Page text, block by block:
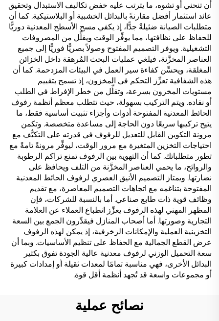
أن تنحني أو تشوه، ما يترتب عليه خفض تكاليف الاستبدال وتحقيق
عائد استثمار أفضل مقارنةً بالبدائل الخشبية أو البلاستيكية. كما أن
متطلبات الصيانة ضئيلةٌ جدًّا، إذ يكفي مسح الأسطح المعدنية دوريًّا
للحفاظ على نظافتها، مما يوفِّر الوقت ويقلِّل من المصروفات
التشغيلية. ويوفر التصميم المفتوح وصولاً بصريًّا فوريًّا إلى جميع
العناصر المخزَّنة، فيلغي عمليات البحث المُرهقة داخل الخزائن
المغلقة، ويحسِّن كفاءة سير العمل في البيئات المزدحمة. كما أن
هذه الشفافية تعزِّز التحكم في المخزون، إذ تسمح بتقييم
مستويات المخزون بسرعة، وتقلِّل من خطر الإفراط في الطلب
أو نفاده. ويتم التركيب بسهولة، حيث تتطلب معظم أنظمة رفوف
الحائط المعدنية المفتوحة أدوات وأجزاء تثبيت أساسية فقط، ما
يتيح تركيبها سريعًا دون الحاجة إلى مساعدة متخصصة. وتكمن
مرونة التكوين القابل للتعديل للرفوف في قدرته على التكيُّف مع
احتياجات التخزين المتغيرة مع مرور الوقت، ليوفِّر مرونةً تامةً مع
تطور متطلباتك. كما أن التهوية بين الرفوف تمنع تراكم الرطوبة
والروائح، ما يحمي العناصر المخزَّنة من التلف ويحافظ على
نضارتها. ويمتاز التصميم الأنيق العصري لرفوف الحائط المعدنية
المفتوحة بتناغمه مع اتجاهات التصميم المعاصرة، مع تقديم
وظائف قوية ذات طابع صناعي. أما بالنسبة للشركات، فإن
المظهر المهني لهذه الرفوف يعزِّز انطباع العملاء عن العلامة
التجارية وصورتها. أما أصحاب المنازل فيقدِّرون الجمع بين السعة
التخزينية العملية والإمكانات الزخرفية، إذ يمكن لهذه الرفوف
عرض القطع الجمالية مع الحفاظ على تنظيم الأساسيات. وبما أن
سعة التحميل الوزني لرفوف معدنية عالية الجودة تفوق بكثير
البدائل الأخرى، فهي مناسبة تمامًا لمعدات ثقيلة أو إمدادات كبيرة
أو مجموعات واسعة قد تُجهد أنظمة أقل قوة.
نصائح عملية